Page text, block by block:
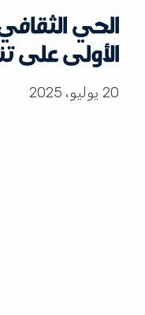
الحي
الأولى على
20 يوليو، 2025